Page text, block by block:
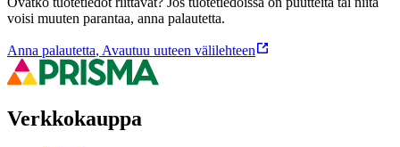
voisi muuten parantaa, anna palautetta.
Anna palautetta, Avautuu uuteen välilehteen
Verkkokauppa